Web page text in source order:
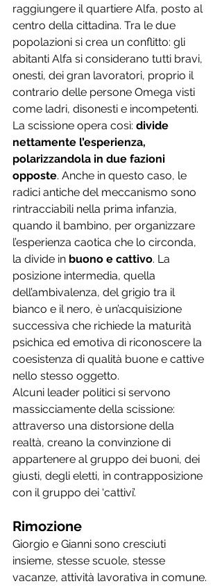
raggiungere il quartiere Alfa, posto al
centro della cittadina. Tra le due
popolazioni si crea un conflitto: gli
abitanti Alfa si considerano tutti bravi,
onesti, dei gran lavoratori, proprio il
contrario delle persone Omega visti
come ladri, disonesti e incompetenti.
La scissione opera così: divide
nettamente l’esperienza,
polarizzandola in due fazioni
opposte. Anche in questo caso, le
radici antiche del meccanismo sono
rintracciabili nella prima infanzia,
quando il bambino, per organizzare
l’esperienza caotica che lo circonda,
la divide in buono e cattivo. La
posizione intermedia, quella
dell’ambivalenza, del grigio tra il
bianco e il nero, è un’acquisizione
successiva che richiede la maturità
psichica ed emotiva di riconoscere la
coesistenza di qualità buone e cattive
nello stesso oggetto.
Alcuni leader politici si servono
massicciamente della scissione:
attraverso una distorsione della
realtà, creano la convinzione di
appartenere al gruppo dei buoni, dei
giusti, degli eletti, in contrapposizione
con il gruppo dei ‘cattivi’.
Rimozione
Giorgio e Gianni sono cresciuti
insieme, stesse scuole, stesse
vacanze, attività lavorativa in comune.